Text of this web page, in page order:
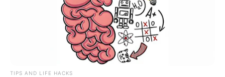
TIPS AND LIFE HACKS